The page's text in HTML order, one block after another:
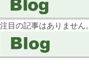
注目の記事はありません。